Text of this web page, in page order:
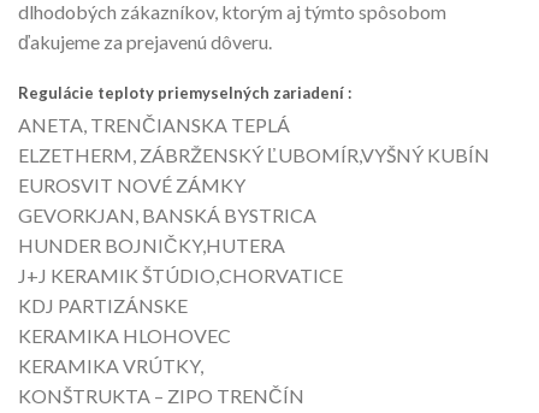
dlhodobých zákazníkov, ktorým aj týmto spôsobom
ďakujeme za prejavenú dôveru.
Regulácie teploty priemyselných zariadení :
ANETA, TRENČIANSKA TEPLÁ
ELZETHERM, ZÁBRŽENSKÝ ĽUBOMÍR,VYŠNÝ KUBÍN
EUROSVIT NOVÉ ZÁMKY
GEVORKJAN, BANSKÁ BYSTRICA
HUNDER BOJNIČKY,HUTERA
J+J KERAMIK ŠTÚDIO,CHORVATICE
KDJ PARTIZÁNSKE
KERAMIKA HLOHOVEC
KERAMIKA VRÚTKY,
KONŠTRUKTA – ZIPO TRENČÍN